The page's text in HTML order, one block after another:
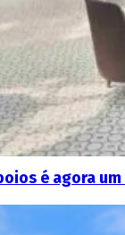
é agora